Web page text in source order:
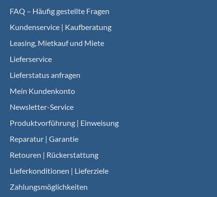
FAQ – Häufig gestellte Fragen
Kundenservice | Kaufberatung
Leasing, Mietkauf und Miete
Lieferservice
Lieferstatus anfragen
Mein Kundenkonto
Newsletter-Service
Produktvorführung | Einweisung
Reparatur | Garantie
Retouren | Rückerstattung
Lieferkonditionen | Lieferziele
Zahlungsmöglichkeiten